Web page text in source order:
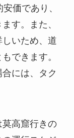
価であり、
す。また、
いため、道
できます。
には、タク
高窟行きの